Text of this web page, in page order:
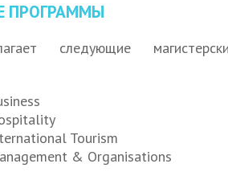
ПРОГРАММЫ
следующие
Tourism
& Organisations